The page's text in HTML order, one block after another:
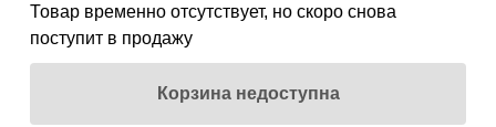
Товар временно отсутствует, но скоро снова
поступит в продажу
Корзина недоступна